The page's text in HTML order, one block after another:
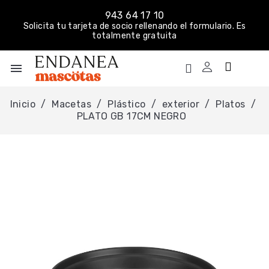
943 64 17 10
Solicita tu tarjeta de socio rellenando el formulario. Es
totalmente gratuita
menu
Inicio Macetas Plástico exterior
Platos
PLATO GB 17CM NEGRO